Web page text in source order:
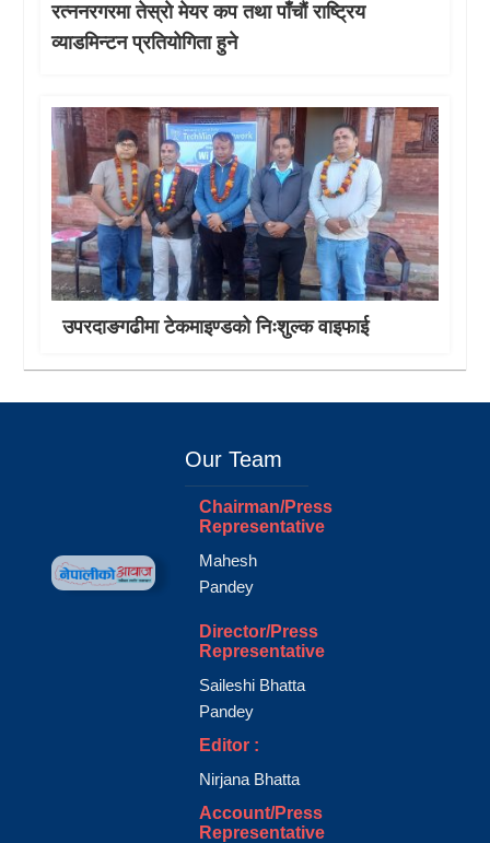
रत्ननरगरमा तेस्राे मेयर कप तथा पाँचौं राष्ट्रिय
व्याडमिन्टन प्रतियोगिता हुने
उपरदाङगढीमा टेकमाइण्डको निःशुल्क वाइफाई
Our Team
Chairman/Press
Representative
Mahesh
Pandey
Director/Press
Representative
Saileshi Bhatta
Pandey
Editor :
Nirjana Bhatta
Account/Press
Representative